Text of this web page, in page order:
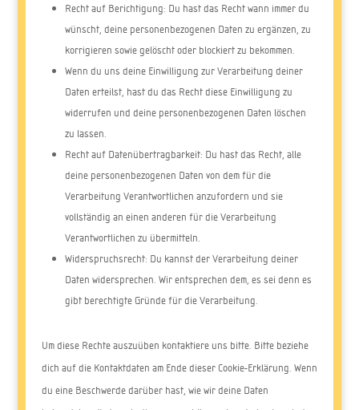
Recht auf Berichtigung: Du hast das Recht wann immer du
wünscht, deine personenbezogenen Daten zu ergänzen, zu
korrigieren sowie gelöscht oder blockiert zu bekommen.
Wenn du uns deine Einwilligung zur Verarbeitung deiner
Daten erteilst, hast du das Recht diese Einwilligung zu
widerrufen und deine personenbezogenen Daten löschen
zu lassen.
Recht auf Datenübertragbarkeit: Du hast das Recht, alle
deine personenbezogenen Daten von dem für die
Verarbeitung Verantwortlichen anzufordern und sie
vollständig an einen anderen für die Verarbeitung
Verantwortlichen zu übermitteln.
Widerspruchsrecht: Du kannst der Verarbeitung deiner
Daten widersprechen. Wir entsprechen dem, es sei denn es
gibt berechtigte Gründe für die Verarbeitung.
Um diese Rechte auszuüben kontaktiere uns bitte. Bitte beziehe
dich auf die Kontaktdaten am Ende dieser Cookie-Erklärung. Wenn
du eine Beschwerde darüber hast, wie wir deine Daten